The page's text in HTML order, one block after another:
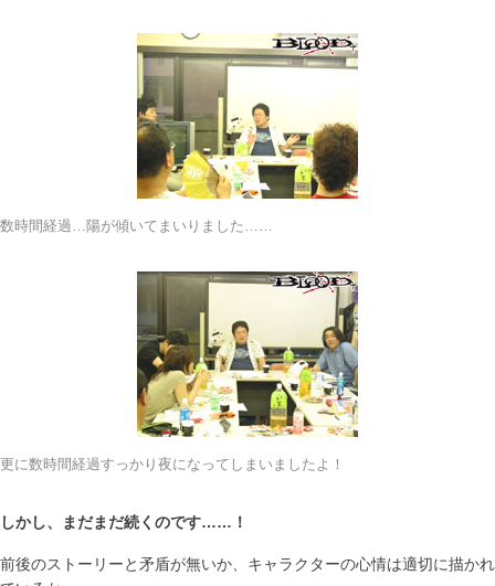
数時間経過…陽が傾いてまいりました……
更に数時間経過すっかり夜になってしまいましたよ！
しかし、まだまだ続くのです……！
前後のストーリーと矛盾が無いか、キャラクターの心情は適切に描かれ